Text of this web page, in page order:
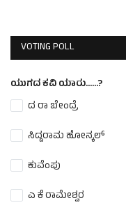
VOTING POLL
ಯುಗದ ಕವಿ ಯಾರು......?
ದ ರಾ ಬೇಂದ್ರೆ
ಸಿದ್ದರಾಮ ಹೋನ್ಕಲ್
ಕುವೆಂಪು
ಎ ಕೆ ರಾಮೇಶ್ವರ